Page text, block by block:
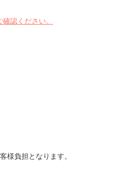
認ください。
様負担となります。